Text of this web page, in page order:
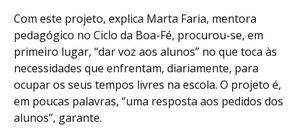
Com este projeto, explica Marta Faria, mentora
pedagógico no Ciclo da Boa-Fé, procurou-se, em
primeiro lugar, “dar voz aos alunos” no que toca às
necessidades que enfrentam, diariamente, para
ocupar os seus tempos livres na escola. O projeto é,
em poucas palavras, “uma resposta aos pedidos dos
alunos”, garante.